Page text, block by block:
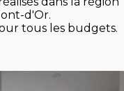
d'Or.
tous les budgets.